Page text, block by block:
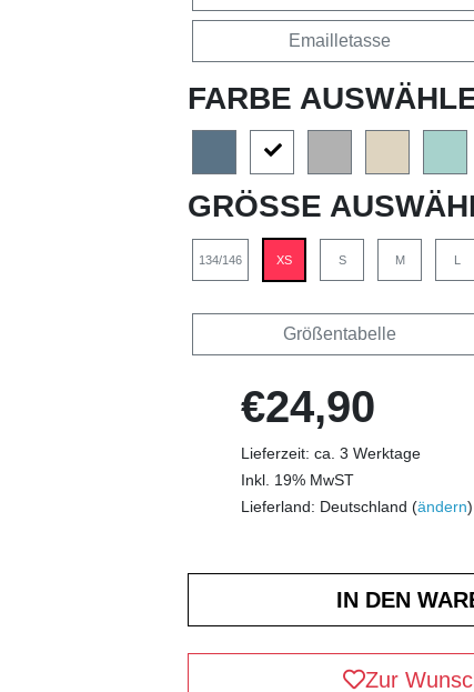
Emailletasse
FARBE
GRÖSSE
134/146 XS S M L
Größentabelle
€24,90
Lieferzeit: ca. 3 Werktage
Inkl. 19% MwST
Lieferland: Deutschland (ändern)
Zur